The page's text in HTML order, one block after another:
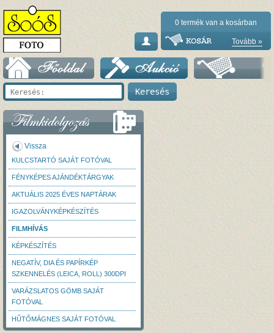
0 termék van a kosárban
Tovább »
Vissza
KULCSTARTÓ SAJÁT FOTÓVAL
FÉNYKÉPES AJÁNDÉKTÁRGYAK
AKTUÁLIS 2025 ÉVES NAPTÁRAK
IGAZOLVÁNYKÉPKÉSZÍTÉS
FILMHÍVÁS
KÉPKÉSZÍTÉS
NEGATÍV, DIA ÉS PAPÍRKÉP
SZKENNELÉS (LEICA, ROLL) 300DPI
VARÁZSLATOS GÖMB SAJÁT
FOTÓVAL
HŰTŐMÁGNES SAJÁT FOTÓVAL